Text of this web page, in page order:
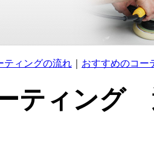
ティングの流れ おすすめのコー
ティング